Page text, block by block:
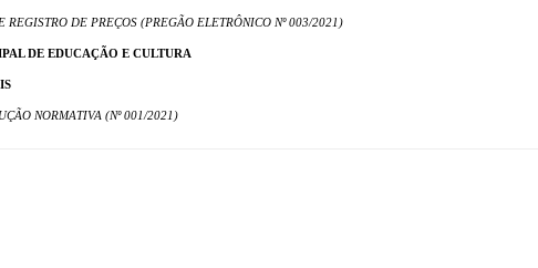
REGISTRO DE PREÇOS (PREGÃO ELETRÔNICO Nº 003/2021)
DE EDUCAÇÃO E CULTURA
NORMATIVA (Nº 001/2021)